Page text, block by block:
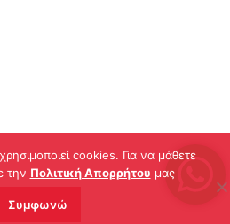
cookies. Για να μάθετε
την Πολιτική Απορρήτου μας
Συμφωνώ